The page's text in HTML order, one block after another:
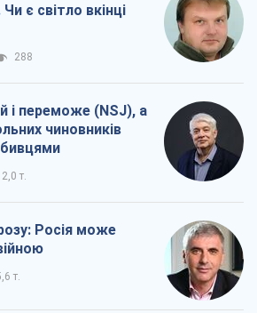
є світло вкінці
288
і переможе (NSJ), а
чиновників
2,0 т.
Росія може
т.